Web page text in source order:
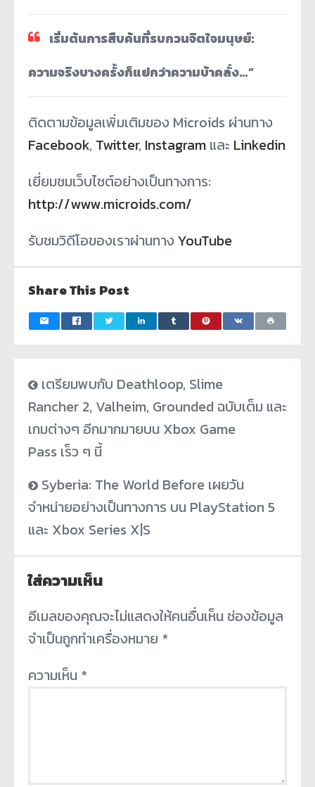
เริ่มต้นการสืบค้นที่รบกวนจิตใจมนุษย์:
ความจริงบางครั้งก็แย่กว่าความบ้าคลั่ง…”
ติดตามข้อมูลเพิ่มเติมของ Microids ผ่านทาง
Facebook, Twitter, Instagram และ Linkedin
เยี่ยมชมเว็บไซต์อย่างเป็นทางการ:
http://www.microids.com/
รับชมวิดีโอของเราผ่านทาง YouTube
Share This Post
เตรียมพบกับ Deathloop, Slime
Rancher 2, Valheim, Grounded ฉบับเต็ม และ
เกมต่างๆ อีกมากมายบน Xbox Game
Pass เร็ว ๆ นี้
Syberia: The World Before เผยวัน
จำหน่ายอย่างเป็นทางการ บน PlayStation 5
และ Xbox Series X|S
ใส่ความเห็น
อีเมลของคุณจะไม่แสดงให้คนอื่นเห็น ช่องข้อมูล
จำเป็นถูกทำเครื่องหมาย *
ความเห็น *